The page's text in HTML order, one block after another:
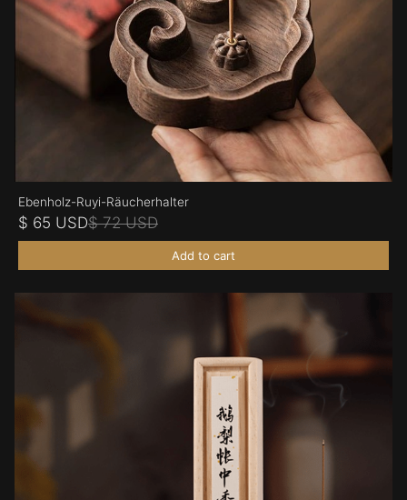
Ebenholz-Ruyi-Räucherhalter
$ 65 USD$ 72 USD
Add to cart